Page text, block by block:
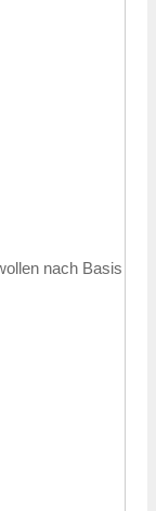
nach Basis